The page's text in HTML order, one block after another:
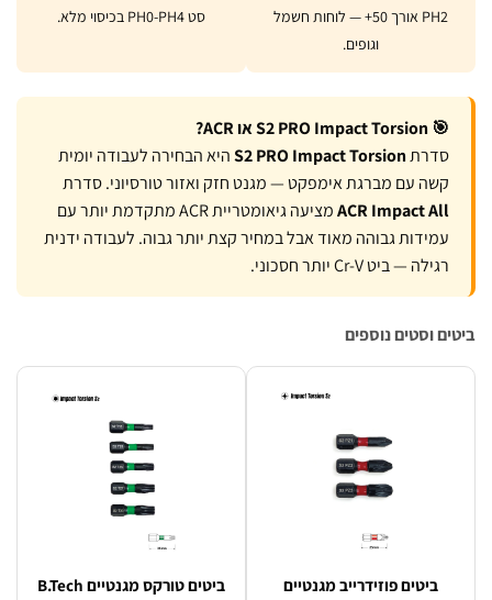
PH2 אורך 50+ — לוחות חשמל
סדרתS2 PRO Impact Torsionהיא הבחירה לעבודה יומית
קשה עם מברגת אימפקט — מגנט חזק ואזור טורסיוני. סדרת
ACR Impact All
מציעה גיאומטריית ACR מתקדמת יותר עם
עמידות גבוהה מאוד אבל במחיר קצת יותר גבוה. לעבודה ידנית
רגילה — ביט Cr-V יותר חסכוני.
וסטים נוספים
ביטים פוזידרייב מגנטיים
ביטים טורקס מגנטיים B.Tech